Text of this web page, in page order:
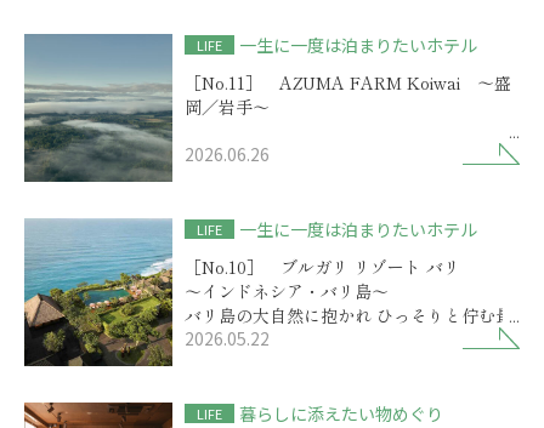
LIFE
一生に一度は泊まりたいホテル
［No.11］ AZUMA FARM Koiwai ～盛
岡／岩手～
歴史物語を秘めた小岩井農場に
2026.06.26
LIFE
一生に一度は泊まりたいホテル
［No.10］ ブルガリ リゾート バリ
～インドネシア・バリ島～
バリ島の大自然に抱かれ ひっそりと佇む最
高級リゾート
2026.05.22
LIFE
暮らしに添えたい物めぐり